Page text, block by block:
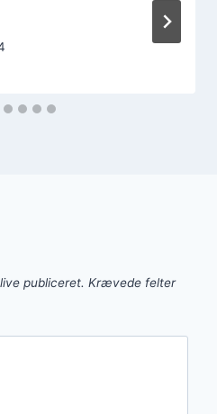
publiceret. Krævede felter